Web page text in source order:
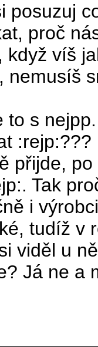
posuzuj
proč
když víš
nemusíš
to s
přijde,
Tak
i
tudíž v
viděl u
Já ne a